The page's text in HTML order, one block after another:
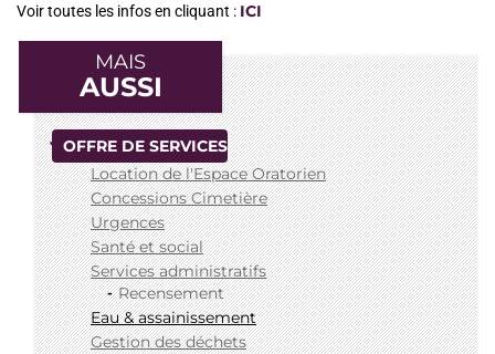
Voir toutes les infos en cliquant : ICI
MAIS
AUSSI
OFFRE DE SERVICES
Location de l'Espace Oratorien
Concessions Cimetière
Urgences
Santé et social
Services administratifs
Recensement
Eau & assainissement
Gestion des déchets